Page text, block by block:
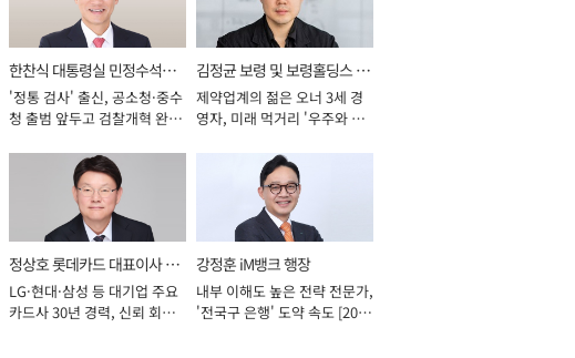
한찬식 대통령실 민정수석비
서관
'정통 검사' 출신, 공소청·중수
청 출범 앞두고 검찰개혁 완수
김정균 보령 및 보령홀딩스 대
표이사 사장
제약업계의 젊은 오너 3세 경
영자, 미래 먹거리 '우주와 헬
정상호 롯데카드 대표이사 사
장
LG·현대·삼성 등 대기업 주요
카드사 30년 경력, 신뢰 회복
강정훈 iM뱅크 행장
내부 이해도 높은 전략 전문가,
'전국구 은행' 도약 속도 [2026